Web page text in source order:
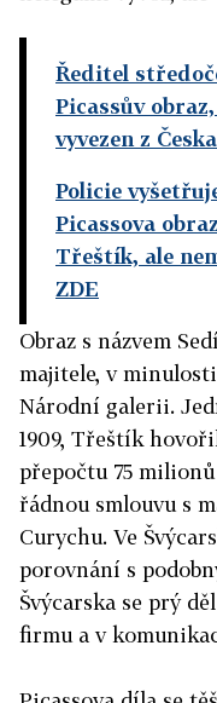
Ředitel
Picassův
vyvezen z Česka
Policie
Picassova
Třeštík, ale
ZDE
Obraz s názvem
majitele, v
Národní galerii.
1909, Třeštík
přepočtu 75
řádnou smlouvu s
Curychu. Ve
porovnání s
Švýcarska se prý
firmu a v